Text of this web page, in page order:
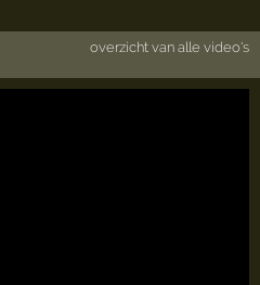
overzicht van alle video's